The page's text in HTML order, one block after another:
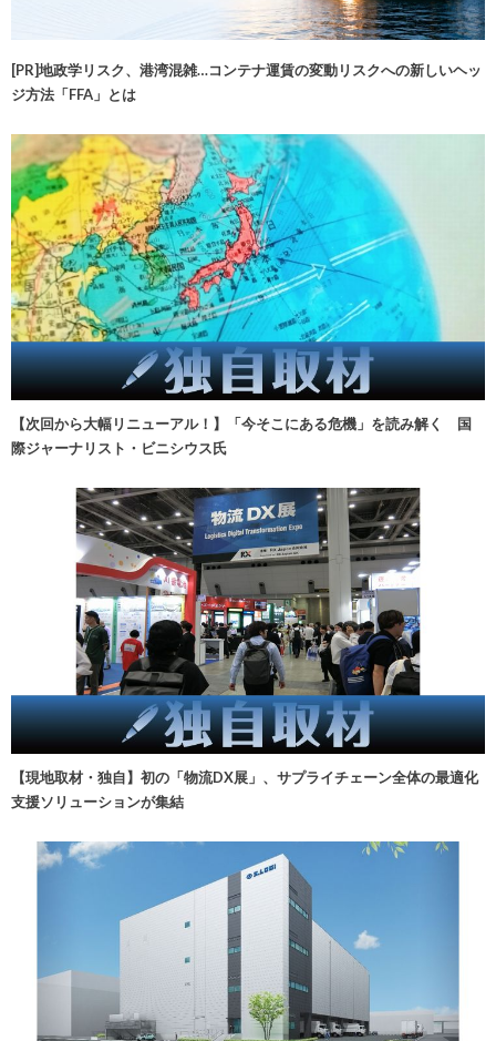
[PR]地政学リスク、港湾混雑…コンテナ運賃の変動リスクへの新しいヘッ
ジ方法「FFA」とは
【次回から大幅リニューアル！】「今そこにある危機」を読み解く 国
際ジャーナリスト・ビニシウス氏
【現地取材・独自】初の「物流DX展」、サプライチェーン全体の最適化
支援ソリューションが集結